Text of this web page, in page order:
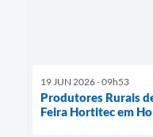
19 JUN 2026 - 09h53
Produtores Rurais
Feira Hortitec em